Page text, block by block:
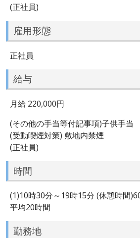
(正社員)
雇用形態
正社員
給与
月給 220,000円
(その他の手当等付記事項)子供手当
(受動喫煙対策) 敷地内禁煙
(正社員)
時間
(1)10時30分～19時15分 (休憩時間
平均20時間
勤務地